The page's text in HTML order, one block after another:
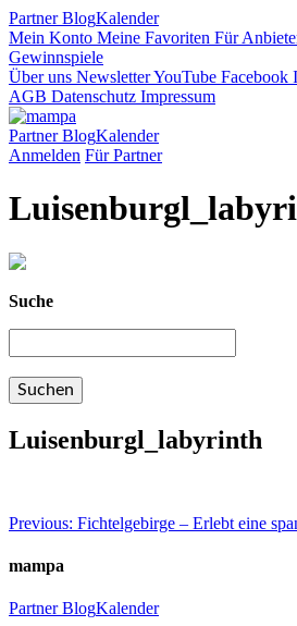
PartnerBlogKalender
Mein Konto Meine Favoriten Für
Gewinnspiele
Über uns NewsletterYouTube Facebook
AGB Datenschutz Impressum
PartnerBlogKalender
Anmelden Für Partner
Suche
Luisenburgl_labyrinth
Beitragsnavigation
Previous: Fichtelgebirge – Erlebt eine
mampa
PartnerBlogKalender